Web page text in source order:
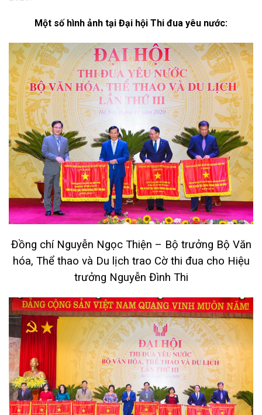
Một số hình ảnh tại Đại hội Thi đua yêu nước:
Đồng chí Nguyễn Ngọc Thiện – Bộ trưởng Bộ Văn
hóa, Thể thao và Du lịch trao Cờ thi đua cho Hiệu
trưởng Nguyễn Đình Thi